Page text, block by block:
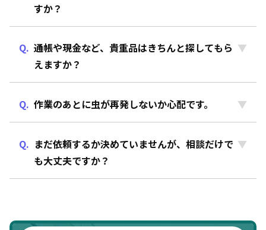
すか？
通帳や現金など、貴重品はきちんと探してもら
えますか？
作業のあとに虫が再発しないか心配です。
まだ依頼するか決めていませんが、相談だけで
も大丈夫ですか？